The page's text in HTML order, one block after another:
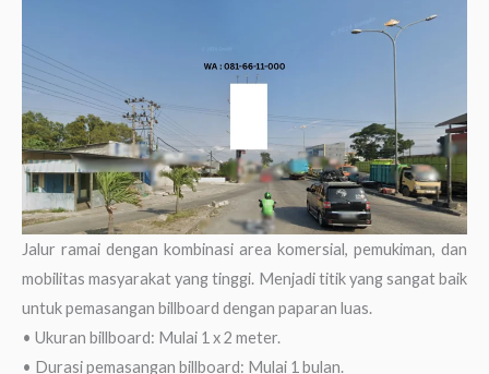
Jalur ramai dengan kombinasi area komersial, pemukiman, dan
mobilitas masyarakat yang tinggi. Menjadi titik yang sangat baik
untuk pemasangan billboard dengan paparan luas.
• Ukuran billboard: Mulai 1 x 2 meter.
• Durasi pemasangan billboard: Mulai 1 bulan.